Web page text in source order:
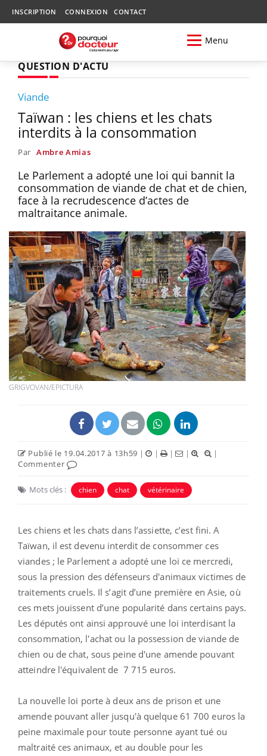
INSCRIPTION CONNEXION CONTACT
Menu
QUESTION D'ACTU
Viande
Taïwan : les chiens et les chats
interdits à la consommation
Par Ambre Amias
Le Parlement a adopté une loi qui bannit la
consommation de viande de chat et de chien,
face à la recrudescence d’actes de
maltraitance animale.
GRIGVOVAN/EPICTURA
Publié le 19.04.2017 à 13h59 | | | |
|
Commenter
Mots clés : chien chat vétérinaire
Les chiens et les chats dans l’assiette, c’est fini. A
Taïwan, il est devenu interdit de consommer ces
viandes ; le Parlement a adopté une loi ce mercredi,
sous la pression des défenseurs d'animaux victimes de
traitements cruels. Il s’agit d’une première en Asie, où
ces mets jouissent d’une popularité dans certains pays.
Les députés ont ainsi approuvé une loi interdisant la
consommation, l'achat ou la possession de viande de
chien ou de chat, sous peine d'une amende pouvant
atteindre l'équivalent de 7 715 euros.
La nouvelle loi porte à deux ans de prison et une
amende pouvant aller jusqu'à quelque 61 700 euros la
peine maximale pour toute personne ayant tué ou
maltraité ces animaux, et au double pour les